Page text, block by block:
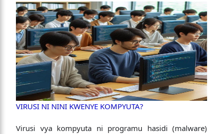
VIRUSI NI NINI KWENYE KOMPYUTA?
Virusi vya kompyuta ni programu hasidi (malware)